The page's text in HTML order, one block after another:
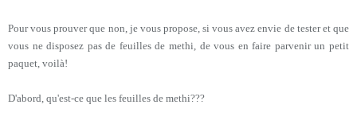
Pour vous prouver que non, je vous propose, si vous avez envie de tester et que
vous ne disposez pas de feuilles de methi, de vous en faire parvenir un petit
paquet, voilà!
D'abord, qu'est-ce que les feuilles de methi???